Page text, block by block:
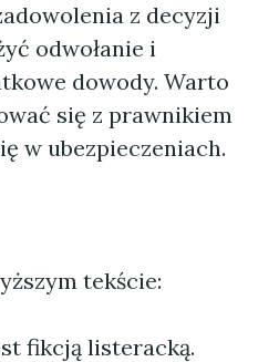
z decyzji
odwołanie i
dowody. Warto
się z prawnikiem
w ubezpieczeniach.
tekście:
fikcją listeracką.